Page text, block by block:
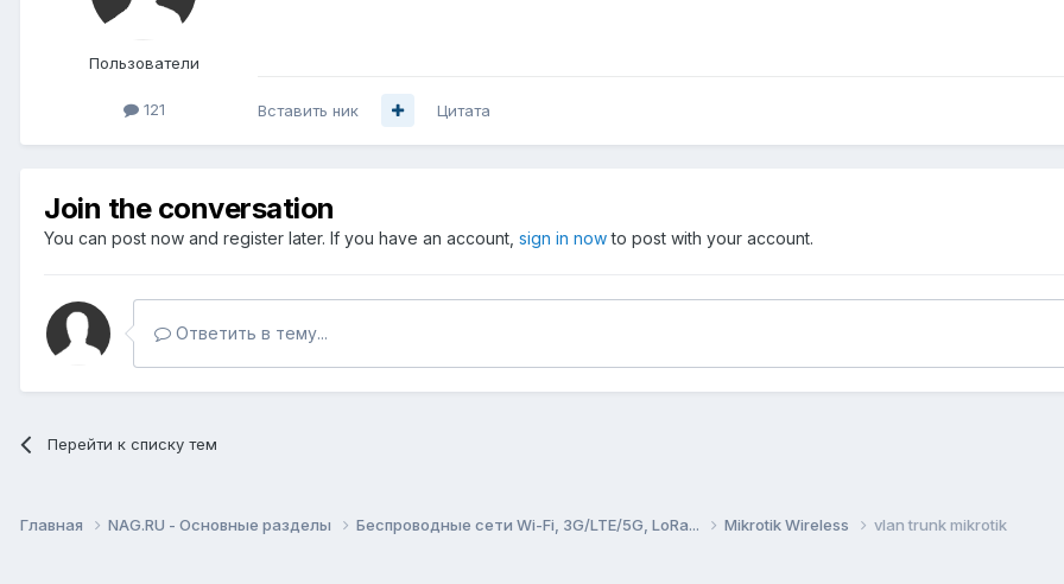
Пользователи
121 Вставить ник Цитата
Join the conversation
You can post now and register later. If you have an account, sign in nowto post with your account.
Ответить в тему...
Перейти к списку тем
Главная NAG.RU - Основные разделы Беспроводные сети Wi-Fi, 3G/LTE/5G, LoRa... Mikrotik Wireless vlan trunk mikrotik